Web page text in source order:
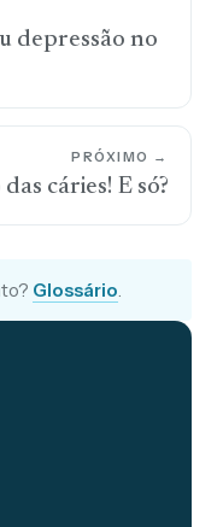
depressão no
PRÓXIMO →
cáries! E só?
Glossário.